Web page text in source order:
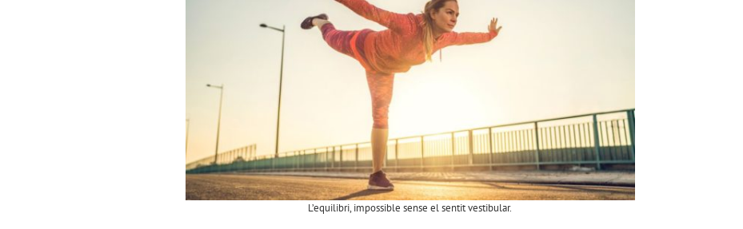
L’equilibri, impossible sense el sentit vestibular.